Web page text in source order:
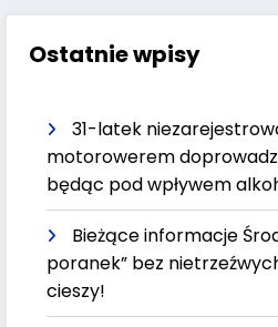
Ostatnie wpisy
31-latek
motorowerem
będąc pod wpływem
Bieżące informacje
poranek” bez
cieszy!